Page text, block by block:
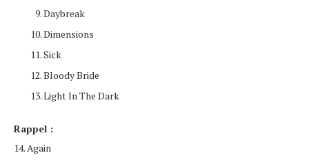
Daybreak
Dimensions
Sick
Bloody Bride
Light In The Dark
Rappel :
14. Again